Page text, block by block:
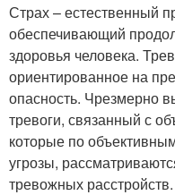
Страх – естественный
обеспечивающий
здоровья человека.
ориентированное на
опасность. Чрезмерно
тревоги, связанный с
которые по
угрозы,
тревожных расстройств.